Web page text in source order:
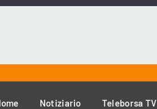
Notiziario Teleborsa TV